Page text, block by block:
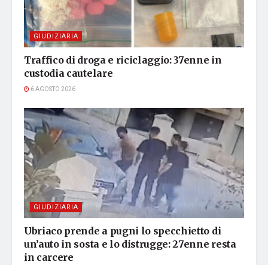
GIUDIZIARIA
Traffico di droga e riciclaggio: 37enne in
custodia cautelare
6 AGOSTO 2026
GIUDIZIARIA
Ubriaco prende a pugni lo specchietto di
un’auto in sosta e lo distrugge: 27enne resta
in carcere